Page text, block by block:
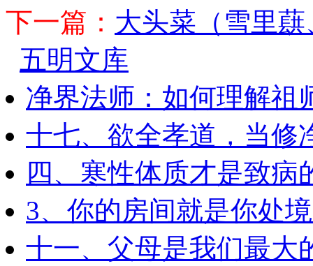
下一篇： 大头菜（雪里
五明文库
净界法师：如何理解祖
十七、欲全孝道，当修
四、寒性体质才是致病
3、你的房间就是你处
十一、父母是我们最大